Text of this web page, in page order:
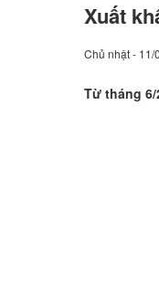
Xuất
Chủ nhật - 11/
Từ tháng